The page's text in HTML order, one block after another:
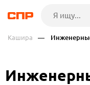
Кашира — Инженерные